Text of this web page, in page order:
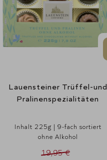
Lauensteiner Trüffel-und
Pralinenspezialitäten
Inhalt 225g | 9-fach sortiert
ohne Alkohol
19,95 €